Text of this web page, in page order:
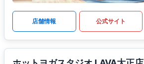
店舗情報 公式サイト